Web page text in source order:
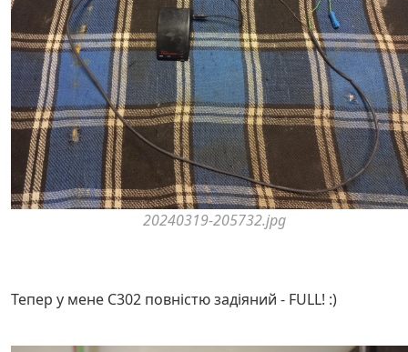
20240319-205732.jpg
Тепер у мене C302 повністю задіяний - FULL! :)